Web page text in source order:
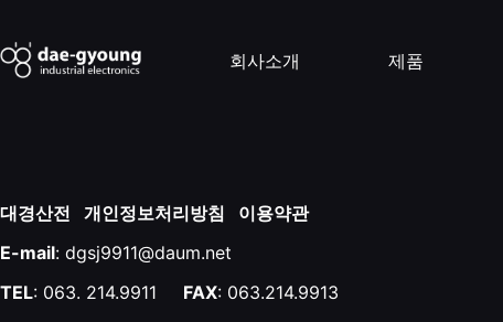
회사소개 제품
대경산전 개인정보처리방침
이용약관
E-mail: dgsj9911@daum.net
TEL: 063. 214.9911 FAX: 063.214.9913